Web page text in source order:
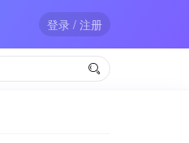
登录 / 注册
